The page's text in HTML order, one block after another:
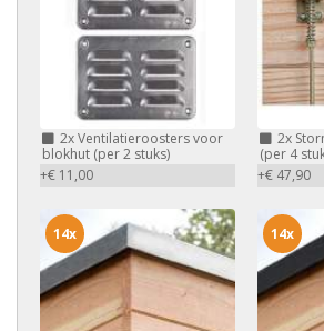
2xVentilatieroosters voor
blokhut (per 2 stuks)
+€ 11,00
2x
(per 4
+€ 47,90
14x 14x